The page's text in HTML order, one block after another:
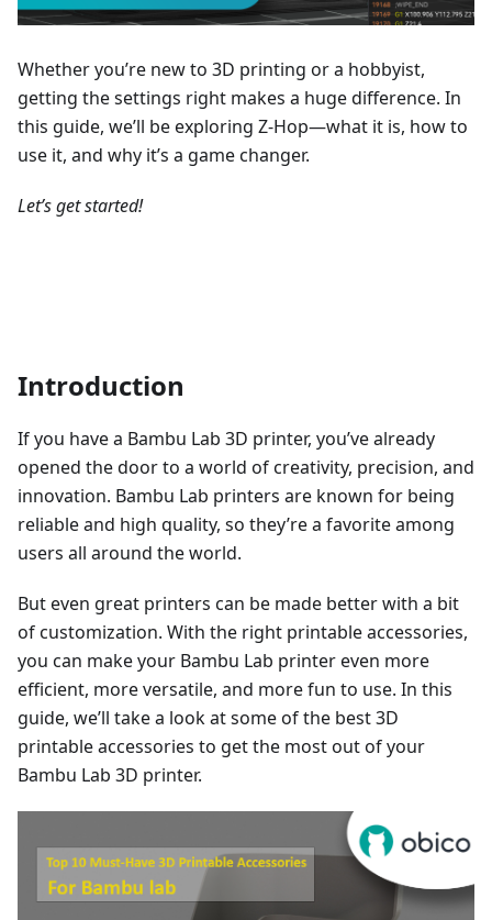
Whether you’re new to 3D printing or a hobbyist,
getting the settings right makes a huge difference. In
this guide, we’ll be exploring Z-Hop—what it is, how to
use it, and why it’s a game changer.
Let’s get started!
Introduction
If you have a Bambu Lab 3D printer, you’ve already
opened the door to a world of creativity, precision, and
innovation. Bambu Lab printers are known for being
reliable and high quality, so they’re a favorite among
users all around the world.
But even great printers can be made better with a bit
of customization. With the right printable accessories,
you can make your Bambu Lab printer even more
efficient, more versatile, and more fun to use. In this
guide, we’ll take a look at some of the best 3D
printable accessories to get the most out of your
Bambu Lab 3D printer.